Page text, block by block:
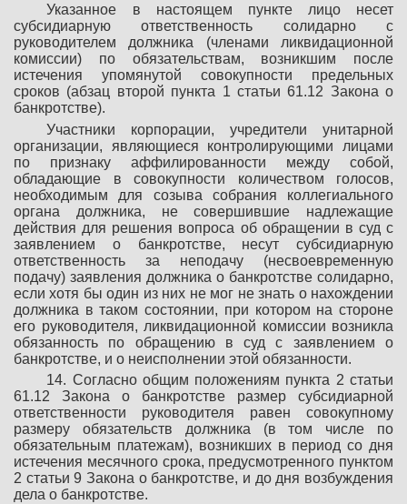
Указанное в настоящем пункте лицо несет
субсидиарную ответственность солидарно с
руководителем должника (членами ликвидационной
комиссии) по обязательствам, возникшим после
истечения упомянутой совокупности предельных
сроков (абзац второй пункта 1 статьи 61.12 Закона о
банкротстве).
Участники корпорации, учредители унитарной
организации, являющиеся контролирующими лицами
по признаку аффилированности между собой,
обладающие в совокупности количеством голосов,
необходимым для созыва собрания коллегиального
органа должника, не совершившие надлежащие
действия для решения вопроса об обращении в суд с
заявлением о банкротстве, несут субсидиарную
ответственность за неподачу (несвоевременную
подачу) заявления должника о банкротстве солидарно,
если хотя бы один из них не мог не знать о нахождении
должника в таком состоянии, при котором на стороне
его руководителя, ликвидационной комиссии возникла
обязанность по обращению в суд с заявлением о
банкротстве, и о неисполнении этой обязанности.
14. Согласно общим положениям пункта 2 статьи
61.12 Закона о банкротстве размер субсидиарной
ответственности руководителя равен совокупному
размеру обязательств должника (в том числе по
обязательным платежам), возникших в период со дня
истечения месячного срока, предусмотренного пунктом
2 статьи 9 Закона о банкротстве, и до дня возбуждения
дела о банкротстве.